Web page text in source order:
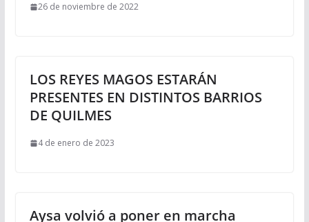
26 de noviembre de 2022
LOS REYES MAGOS ESTARÁN
PRESENTES EN DISTINTOS BARRIOS
DE QUILMES
4 de enero de 2023
Aysa volvió a poner en marcha